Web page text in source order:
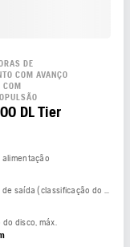
DE
COM AVANÇO
COM
DL Tier
alimentação
Potência de saída (classificação do fabricante)
do disco, máx.